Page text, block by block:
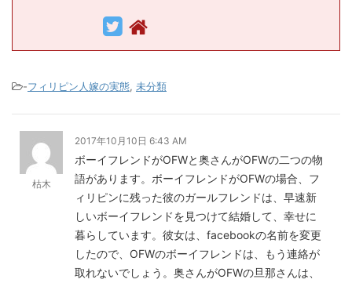
-フィリピン人嫁の実態, 未分類
枯木
2017年10月10日 6:43 AM
ボーイフレンドがOFWと奥さんがOFWの二つの物
語があります。ボーイフレンドがOFWの場合、フ
ィリピンに残った彼のガールフレンドは、早速新
しいボーイフレンドを見つけて結婚して、幸せに
暮らしています。彼女は、facebookの名前を変更
したので、OFWのボーイフレンドは、もう連絡が
取れないでしょう。奥さんがOFWの旦那さんは、